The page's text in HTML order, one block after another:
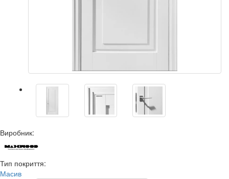
Виробник:
Тип покриття:
Масив